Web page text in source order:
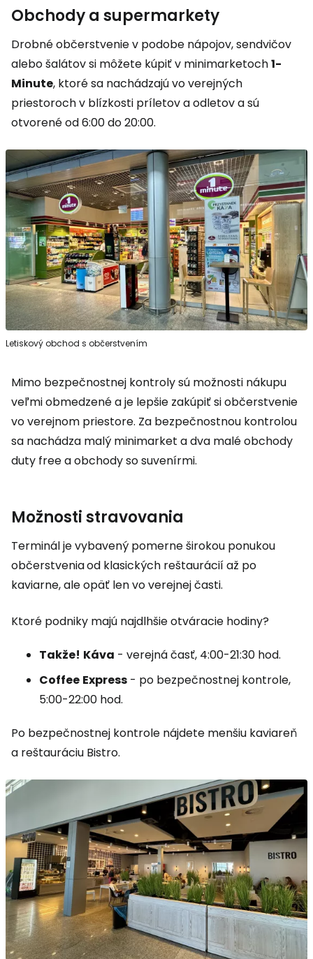
Obchody a supermarkety
Drobné občerstvenie v podobe nápojov, sendvičov
alebo šalátov si môžete kúpiť v minimarketoch1-
Minute, ktoré sa nachádzajú vo verejných
priestoroch v blízkosti príletov a odletov a sú
otvorené od 6:00 do 20:00.
Letiskový obchod s občerstvením
Mimo bezpečnostnej kontroly sú možnosti nákupu
veľmi obmedzené a je lepšie zakúpiť si občerstvenie
vo verejnom priestore. Za bezpečnostnou kontrolou
sa nachádza malý minimarket a dva malé obchody
duty freea obchody so suvenírmi.
Možnosti stravovania
Terminál je vybavený pomerne širokou ponukou
občerstveniaod klasických reštaurácií až po
kaviarne, ale opäť len vo verejnej časti.
Ktoré podniky majú najdlhšie otváracie hodiny?
Takže! Káva - verejná časť, 4:00-21:30 hod.
Coffee Express - po bezpečnostnej kontrole,
5:00-22:00 hod.
Po bezpečnostnej kontrole nájdete menšiu kaviareň
a reštauráciu Bistro.